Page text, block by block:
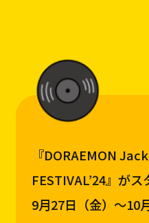
『DORAEMON
FESTIVAL’24』が
9月27日（金）～10